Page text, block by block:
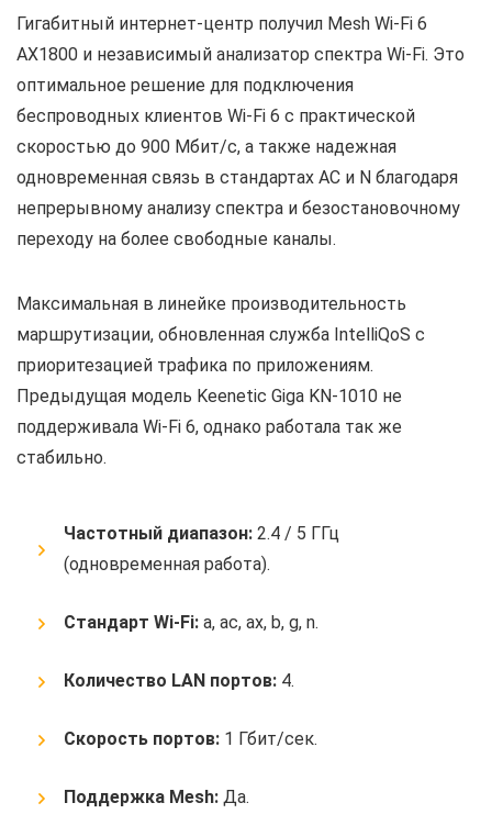
Гигабитный интернет-центр получил Mesh Wi-Fi 6
AX1800 и независимый анализатор спектра Wi-Fi. Это
оптимальное решение для подключения
беспроводных клиентов Wi-Fi 6 с практической
скоростью до 900 Мбит/с, а также надежная
одновременная связь в стандартах AC и N благодаря
непрерывному анализу спектра и безостановочному
переходу на более свободные каналы.
Максимальная в линейке производительность
маршрутизации, обновленная служба IntelliQoS с
приоритезацией трафика по приложениям.
Предыдущая модель Keenetic Giga KN-1010 не
поддерживала Wi-Fi 6, однако работала так же
стабильно.
Частотный диапазон: 2.4 / 5 ГГц
(одновременная работа).
Стандарт Wi-Fi: a, ac, ax, b, g, n.
Количество LAN портов: 4.
Скорость портов: 1 Гбит/сек.
Поддержка Mesh: Да.